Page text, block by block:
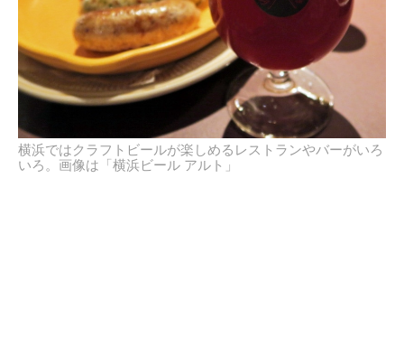
横浜ではクラフトビールが楽しめるレストランやバーがいろ
いろ。画像は「横浜ビール アルト」